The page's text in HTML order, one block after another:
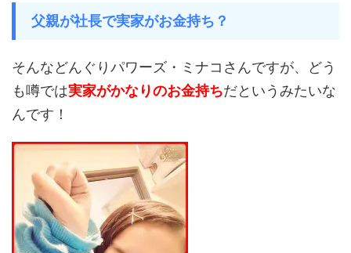
父親が社長で実家がお金持ち？
そんなどんぐりパワーズ・ミナコさんですが、どう
も噂では実家がかなりのお金持ちだというみたいな
んです！